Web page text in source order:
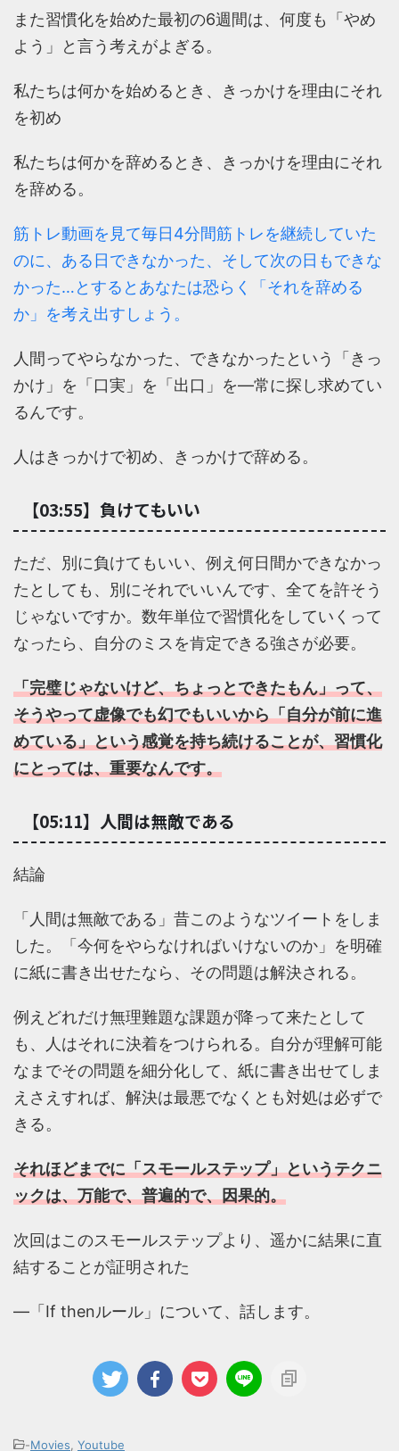
また習慣化を始めた最初の6週間は、何度も「やめ
よう」と言う考えがよぎる。
私たちは何かを始めるとき、きっかけを理由にそれ
を初め
私たちは何かを辞めるとき、きっかけを理由にそれ
を辞める。
筋トレ動画を見て毎日4分間筋トレを継続していた
のに、ある日できなかった、そして次の日もできな
かった…とするとあなたは恐らく「それを辞める
か」を考え出すしょう。
人間ってやらなかった、できなかったという「きっ
かけ」を「口実」を「出口」を―常に探し求めてい
るんです。
人はきっかけで初め、きっかけで辞める。
【03:55】負けてもいい
ただ、別に負けてもいい、例え何日間かできなかっ
たとしても、別にそれでいいんです、全てを許そう
じゃないですか。数年単位で習慣化をしていくって
なったら、自分のミスを肯定できる強さが必要。
「完璧じゃないけど、ちょっとできたもん」って、
そうやって虚像でも幻でもいいから「自分が前に進
めている」という感覚を持ち続けることが、習慣化
にとっては、重要なんです。
【05:11】人間は無敵である
結論
「人間は無敵である」昔このようなツイートをしま
した。「今何をやらなければいけないのか」を明確
に紙に書き出せたなら、その問題は解決される。
例えどれだけ無理難題な課題が降って来たとして
も、人はそれに決着をつけられる。自分が理解可能
なまでその問題を細分化して、紙に書き出せてしま
えさえすれば、解決は最悪でなくとも対処は必ずで
きる。
それほどまでに「スモールステップ」というテクニ
ックは、万能で、普遍的で、因果的。
次回はこのスモールステップより、遥かに結果に直
結することが証明された
―「If thenルール」について、話します。
-Movies Youtube